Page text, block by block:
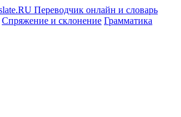
Спряжение и склонение Грамматика